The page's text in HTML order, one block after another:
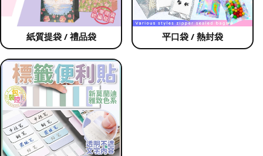
紙質提袋 / 禮品袋 平口袋 / 熱封袋